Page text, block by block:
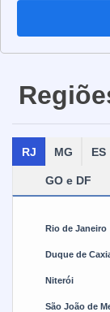
tipos de
versáteis e
Eles são
são
garante maior
ferramenta
resultados
manutenção,
Com eles,
de economizar
RJ MG ES
GO e DF
Rio de Janeiro
Duque de
Niterói
São João de